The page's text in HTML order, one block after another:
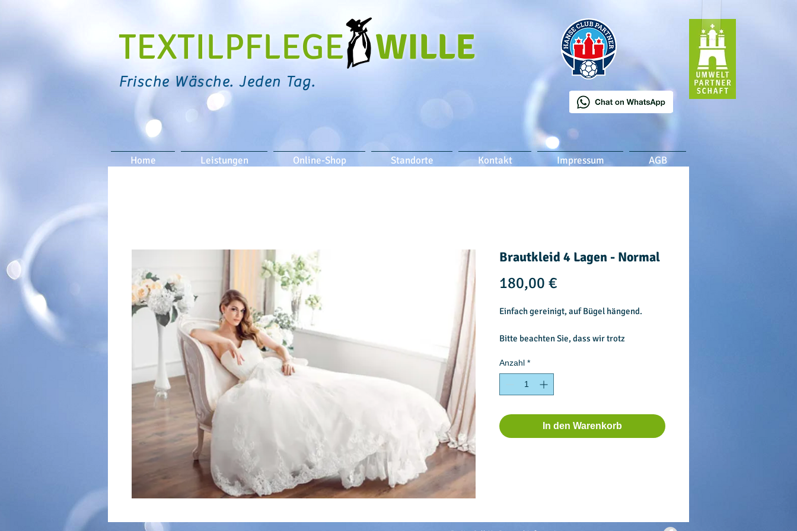
TEXTILPFLEGEWILLE
Frische Wäsche. Jeden Tag.
Home Leistungen Online-Shop Standorte Kontakt Impressum AGB
Brautkleid 4 Lagen - Normal
180,00 €
Einfach gereinigt, auf Bügel hängend.
Bitte beachten Sie, dass wir trotz
Brautkleidern keine Garantie für eine
100% Reinigung übernehmen.
Anzahl *
In den Warenkorb